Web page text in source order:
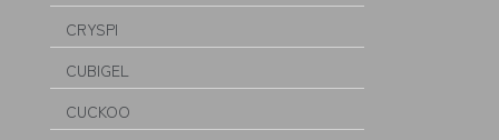
CRYSPI
CUBIGEL
CUCKOO